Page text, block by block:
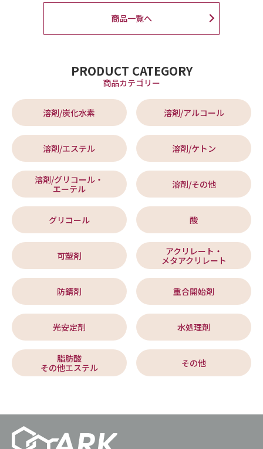
商品一覧へ
PRODUCT CATEGORY
商品カテゴリー
溶剤/炭化水素 溶剤/アルコール
溶剤/エステル 溶剤/ケトン
溶剤/グリコール・
エーテル
溶剤/その他
グリコール 酸
可塑剤
アクリレート・
メタアクリレート
防錆剤 重合開始剤
光安定剤 水処理剤
脂肪酸
その他エステル
その他